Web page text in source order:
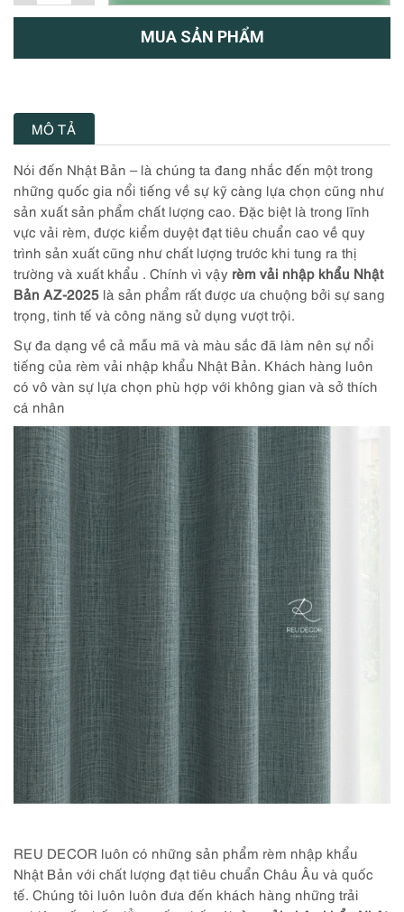
MUA SẢN PHẨM
MÔ TẢ
Nói đến Nhật Bản – là chúng ta đang nhắc đến một trong
những quốc gia nổi tiếng về sự kỹ càng lựa chọn cũng như
sản xuất sản phẩm chất lượng cao. Đặc biệt là trong lĩnh
vực vải rèm, được kiểm duyệt đạt tiêu chuẩn cao về quy
trình sản xuất cũng như chất lượng trước khi tung ra thị
trường và xuất khẩu . Chính vì vậy rèm vải nhập khẩu Nhật
Bản AZ-2025 là sản phẩm rất được ưa chuộng bởi sự sang
trọng, tinh tế và công năng sử dụng vượt trội.
Sự đa dạng về cả mẫu mã và màu sắc đã làm nên sự nổi
tiếng của rèm vải nhập khẩu Nhật Bản. Khách hàng luôn
có vô vàn sự lựa chọn phù hợp với không gian và sở thích
cá nhân
REU DECOR luôn có những sản phẩm rèm nhập khẩu
Nhật Bản với chất lượng đạt tiêu chuẩn Châu Âu và quốc
tế. Chúng tôi luôn luôn đưa đến khách hàng những trải